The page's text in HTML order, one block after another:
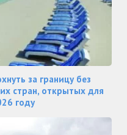
за границу без
стран, открытых для
году